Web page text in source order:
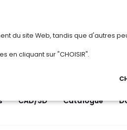
CAD/3D Catalogue
du site Web, tandis que d'autres
en cliquant sur "CHOISIR".